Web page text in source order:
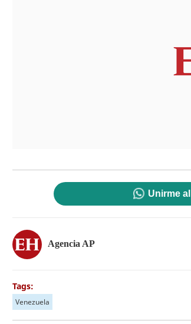
Unirme
Agencia AP
Tags:
Venezuela